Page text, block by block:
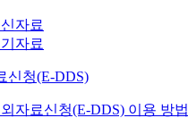
자료
자료
신청(E-DDS)
자료신청(E-DDS) 이용 방법